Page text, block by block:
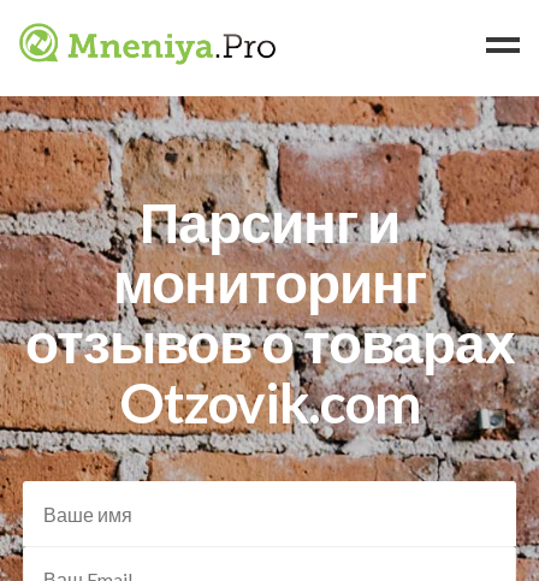
Брендам
Ритейлерам
Примеры
Кейсы
Статьи
Контакты
Парсинг и
мониторинг
отзывов о товарах
Otzovik.com